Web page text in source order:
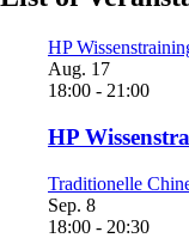
HP
Aug. 17
18:00 - 21:00
HP
Traditionelle
Sep. 8
18:00 - 20:30